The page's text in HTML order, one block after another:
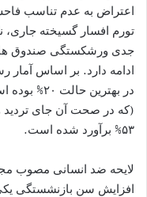
اعتراض به عدم تناسب
تورم افسار گسیخته جاری،
جدی ورشکستگی صندوق
ادامه دارد. بر اساس
در بهترین
(که در صحت آن جای تردید
۵۳% برآورد شده است.
لایحه ضد انسانی مصوب
افزایش سن بازنشستگی